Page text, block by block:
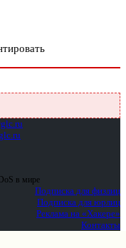
в мире
Подписка для физлиц
Подписка для юрлиц
Реклама на «Хакере»
Контакты